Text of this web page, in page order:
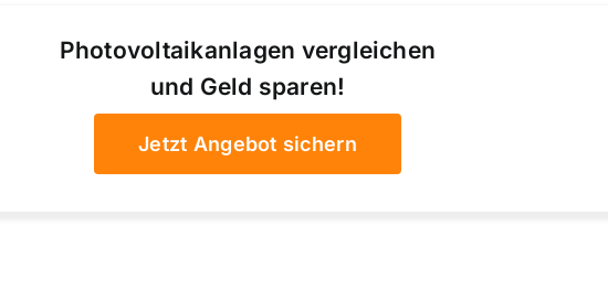
Photovoltaikanlagen vergleichen
und Geld sparen!
Jetzt Angebot sichern